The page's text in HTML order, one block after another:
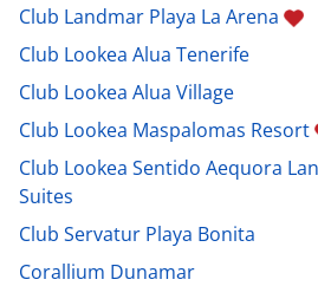
Club Landmar Playa La Arena
Club Lookea Alua Tenerife
Club Lookea Alua Village
Club Lookea Maspalomas Resort
Club Lookea Sentido Aequora
Suites
Club Servatur Playa Bonita
Corallium Dunamar